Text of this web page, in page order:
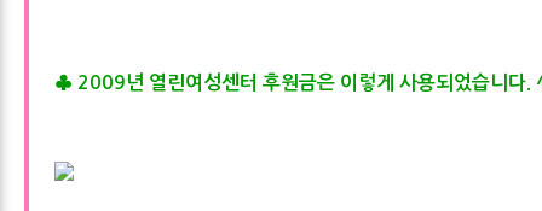
♣ 2009년 열린여성센터 후원금은 이렇게 사용되었습니다.